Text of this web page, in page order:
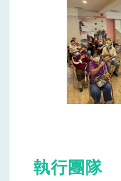
執行團隊